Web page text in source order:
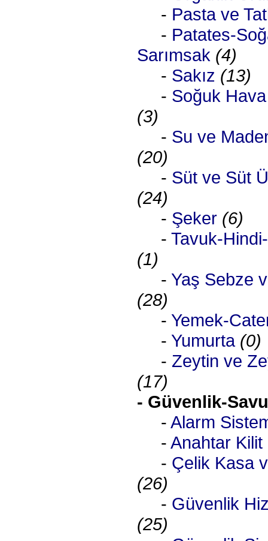
- Pasta ve
- Patates-
Sarımsak (4)
- Sakız (13)
- Soğuk
(3)
- Su ve
(20)
- Süt ve Süt
(24)
- Şeker (6)
- Tavuk-
(1)
- Yaş Sebze
(28)
- Yemek-
- Yumurta (0)
- Zeytin ve
(17)
- Güvenlik-
- Alarm
- Anahtar Kilit
- Çelik Kasa
(26)
- Güvenlik
(25)